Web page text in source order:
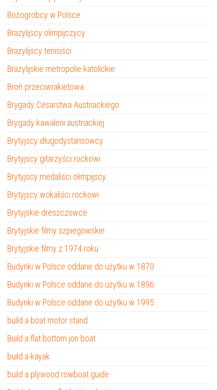
Bożogrobcy w Polsce
Brazylijscy olimpijczycy
Brazylijscy tenisiści
Brazylijskie metropolie katolickie
Broń przeciwrakietowa
Brygady Cesarstwa Austriackiego
Brygady kawalerii austriackiej
Brytyjscy długodystansowcy
Brytyjscy gitarzyści rockowi
Brytyjscy medaliści olimpijscy
Brytyjscy wokaliści rockowi
Brytyjskie dreszczowce
Brytyjskie filmy szpiegowskie
Brytyjskie filmy z 1974 roku
Budynki w Polsce oddane do użytku w 1870
Budynki w Polsce oddane do użytku w 1896
Budynki w Polsce oddane do użytku w 1995
build a boat motor stand
Build a flat bottom jon boat
build a kayak
build a plywood rowboat guide